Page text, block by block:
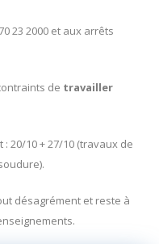
23 2000 et aux arrêts
de travailler
20/10 + 27/10 (travaux de
désagrément et reste à